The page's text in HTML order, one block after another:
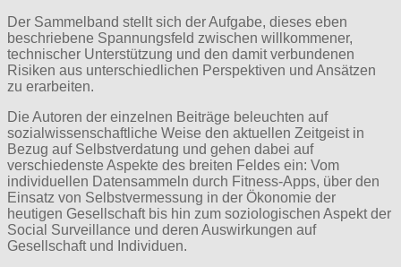
Der Sammelband stellt sich der Aufgabe, dieses eben
beschriebene Spannungsfeld zwischen willkommener,
technischer Unterstützung und den damit verbundenen
Risiken aus unterschiedlichen Perspektiven und Ansätzen
zu erarbeiten.
Die Autoren der einzelnen Beiträge beleuchten auf
sozialwissenschaftliche Weise den aktuellen Zeitgeist in
Bezug auf Selbstverdatung und gehen dabei auf
verschiedenste Aspekte des breiten Feldes ein: Vom
individuellen Datensammeln durch Fitness-Apps, über den
Einsatz von Selbstvermessung in der Ökonomie der
heutigen Gesellschaft bis hin zum soziologischen Aspekt der
Social Surveillance und deren Auswirkungen auf
Gesellschaft und Individuen.